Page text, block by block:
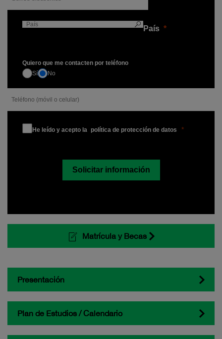
País
Quiero que me contacten por teléfono
Sí
No
He leído y acepto la política de protección de datos
Solicitar información
Matrícula y Becas
Presentación
Plan de Estudios / Calendario